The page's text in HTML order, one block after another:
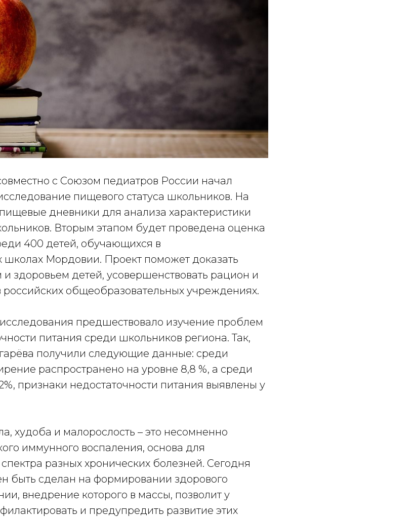
с Союзом педиатров России начал
пищевого статуса школьников. На
дневники для анализа характеристики
Вторым этапом будет проведена оценка
400 детей, обучающихся в
школах Мордовии. Проект поможет доказать
здоровьем детей, усовершенствовать рацион и
общеобразовательных учреждениях.
предшествовало изучение проблем
питания среди школьников региона. Так,
получили следующие данные: среди
распространено на уровне 8,8 %, а среди
признаки недостаточности питания выявлены у
худоба и малорослость – это несомненно
иммунного воспаления, основа для
разных хронических болезней. Сегодня
быть сделан на формировании здорового
внедрение которого в массы, позволит у
и предупредить развитие этих